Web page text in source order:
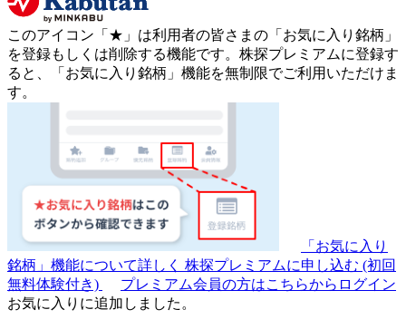
このアイコン 「★」 は利用者の皆さまの 「お気に入り銘柄」
を登録もしくは削除する機能です。 株探プレミアムに登録す
ると、「お気に入り銘柄」機能を無制限でご利用いただけま
す。
「お気に入り
銘柄」機能について詳しく 株探プレミアムに申し込む (初回
無料体験付き)
プレミアム会員の方はこちらからログイン
お気に入りに追加しました。